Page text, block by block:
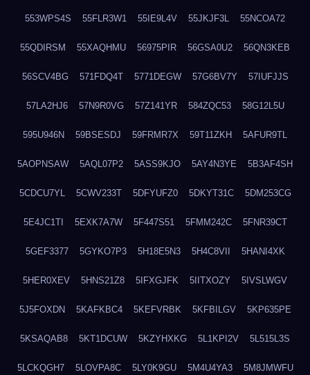
553WPS4S 55FLR3W1 55IE9L4V 55JKJF3L 55NCOA72
55QDIRSM 55XAQHMU 56975PIR 56GSA0U2 56QN3KEB
56SCV4BG 571FDQ4T 5771DEGW 57G6BV7Y 57IUFJJS
57LA2HJ6 57N9R0VG 57Z141YR 584ZQC53 58G12L5U
595U946N 59BSESDJ 59FRMR7X 59T11ZKH 5AFUR9TL
5AOPNSAW 5AQL07P2 5ASS9KJO 5AY4N3YE 5B3AF4SH
5CDCU7YL 5CWV233T 5DFYUFZ0 5DKYT31C 5DM253CG
5E4JC1TI 5EXK7A7W 5F447S51 5FMM242C 5FNR39CT
5GEF3377 5GYKO7P3 5H18E5N3 5H4C8VII 5HANI4XK
5HER0XEV 5HNS21Z8 5IFXGJFK 5IITXOZY 5IVSLWGV
5J5FOXDN 5KAFKBC4 5KEFVRBK 5KFBILGV 5KP635PE
5KSAQAB8 5KT1DCUW 5KZYHXKG 5L1KPI2V 5L515L3S
5LCKQGH7 5LOVPA8C 5LY0K9GU 5M4U4YA3 5M8JMWFU